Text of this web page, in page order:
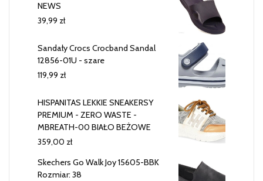
NEWS
39,99 zł
Sandały Crocs Crocband Sandal
12856-01U - szare
119,99 zł
HISPANITAS LEKKIE SNEAKERSY
PREMIUM - ZERO WASTE -
MBREATH-00 BIAŁO BEŻOWE
359,00 zł
Skechers Go Walk Joy 15605-BBK
Rozmiar: 38